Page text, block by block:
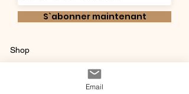
S`abonner maintenant
Shop
instagram
Email